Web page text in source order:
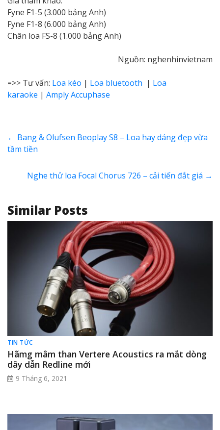
Fyne F1-5 (3.000 bảng Anh)
Fyne F1-8 (6.000 bảng Anh)
Chân loa FS-8 (1.000 bảng Anh)
Nguồn: nghenhinvietnam
=>> Tư vấn: Loa kéo | Loa bluetooth | Loa
karaoke | Amply Accuphase
← Bang & Olufsen Beoplay S8 – Loa hay dáng đẹp vừa
tầm tiền
Nghe thử loa Focal Chorus 726 – cải tiến đắt giá →
Similar Posts
TIN TỨC
Hãmg mâm than Vertere Acoustics ra mắt dòng
dây dẫn Redline mới
9 Tháng 6, 2021